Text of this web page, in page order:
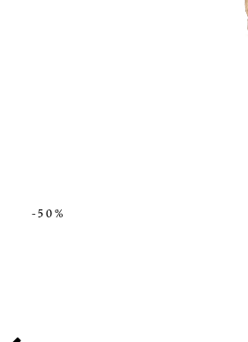
-50%